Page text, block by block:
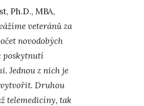
Ph.D., MBA,
veteránů za
novodobých
poskytnutí
Jednou z nich je
vytvořit. Druhou
telemedicíny, tak